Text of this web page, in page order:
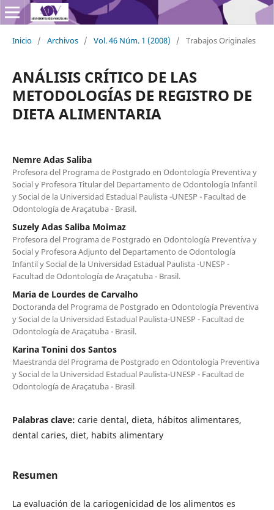
Inicio / Archivos / Vol. 46 Núm. 1 (2008) / Trabajos Originales
ANÁLISIS CRÍTICO DE LAS
METODOLOGÍAS DE REGISTRO DE
DIETA ALIMENTARIA
Nemre Adas Saliba
Profesora del Programa de Postgrado en Odontología Preventiva y
Social y Profesora Titular del Departamento de Odontología Infantil
y Social de la Universidad Estadual Paulista -UNESP - Facultad de
Odontología de Araçatuba - Brasil.
Suzely Adas Saliba Moimaz
Profesora del Programa de Postgrado en Odontología Preventiva y
Social y Profesora Adjunto del Departamento de Odontología
Infantil y Social de la Universidad Estadual Paulista -UNESP -
Facultad de Odontología de Araçatuba - Brasil.
Maria de Lourdes de Carvalho
Doctoranda del Programa de Postgrado en Odontología Preventiva
y Social de la Universidad Estadual Paulista-UNESP - Facultad de
Odontología de Araçatuba - Brasil.
Karina Tonini dos Santos
Maestranda del Programa de Postgrado en Odontología Preventiva
y Social de la Universidad Estadual Paulista-UNESP - Facultad de
Odontología de Araçatuba - Brasil
Palabras clave: carie dental, dieta, hábitos alimentares,
dental caries, diet, habits alimentary
Resumen
La evaluación de la cariogenicidad de los alimentos es